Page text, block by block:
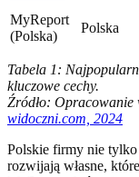
MyReport
(Polska)
Polska
Tabela 1:
kluczowe cechy.
Źródło: Opracowanie
widoczni.com, 2024
Polskie firmy nie
rozwijają własne,